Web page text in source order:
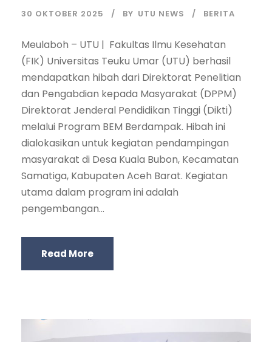
30 OKTOBER 2025 BY UTU NEWS BERITA
Meulaboh – UTU | Fakultas Ilmu Kesehatan
(FIK) Universitas Teuku Umar (UTU) berhasil
mendapatkan hibah dari Direktorat Penelitian
dan Pengabdian kepada Masyarakat (DPPM)
Direktorat Jenderal Pendidikan Tinggi (Dikti)
melalui Program BEM Berdampak. Hibah ini
dialokasikan untuk kegiatan pendampingan
masyarakat di Desa Kuala Bubon, Kecamatan
Samatiga, Kabupaten Aceh Barat. Kegiatan
utama dalam program ini adalah
pengembangan...
Read More